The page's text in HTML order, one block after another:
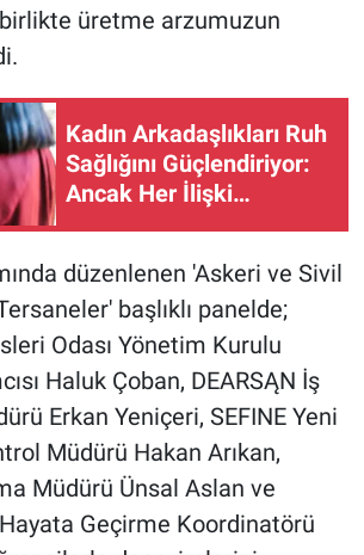
üretme arzumuzun
Kadın Arkadaşlıkları Ruh
Sağlığını Güçlendiriyor:
Ancak Her İlişki
düzenlenen 'Askeri ve Sivil
başlıklı panelde;
Odası Yönetim Kurulu
Haluk Çoban, DEARSĄN İş
Erkan Yeniçeri, SEFINE Yeni
Müdürü Hakan Arıkan,
Müdürü Ünsal Aslan ve
Geçirme Koordinatörü